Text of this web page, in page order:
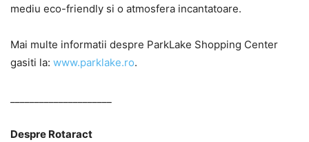
mediu eco-friendly si o atmosfera incantatoare.
Mai multe informatii despre ParkLake Shopping Center
gasiti la: www.parklake.ro.
Despre Rotaract